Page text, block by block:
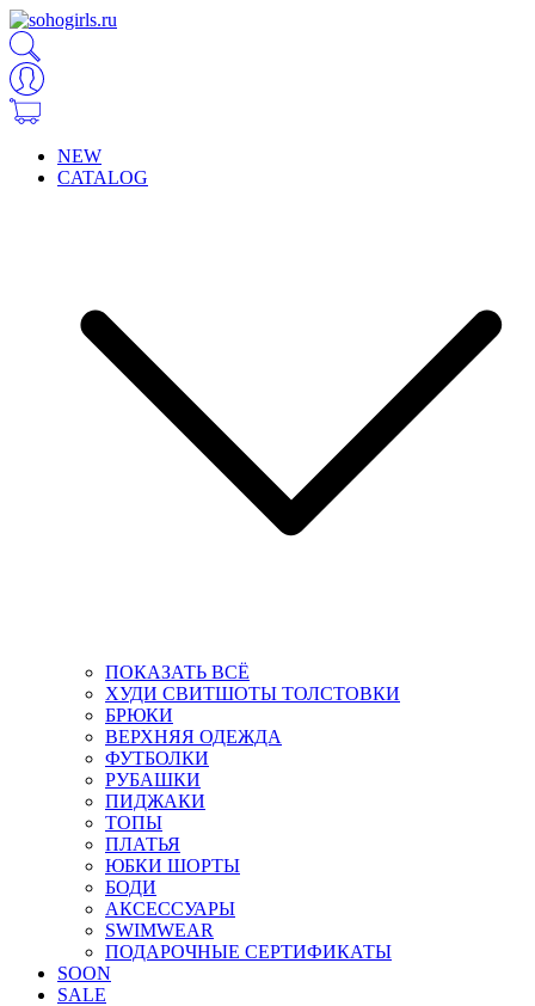
NEW
CATALOG
ПОКАЗАТЬ ВСЁ
ХУДИ СВИТШОТЫ ТОЛСТОВКИ
БРЮКИ
ВЕРХНЯЯ ОДЕЖДА
ФУТБОЛКИ
РУБАШКИ
ПИДЖАКИ
ТОПЫ
ПЛАТЬЯ
ЮБКИ ШОРТЫ
БОДИ
АКСЕССУАРЫ
SWIMWEAR
ПОДАРОЧНЫЕ СЕРТИФИКАТЫ
SOON
SALE